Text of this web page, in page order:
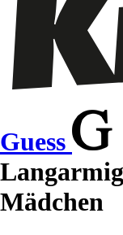
Guess
Mädchen